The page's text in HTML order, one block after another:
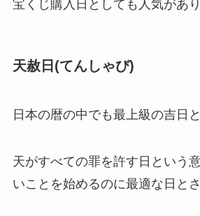
宝くじ購入日としても人気があり
天赦日(てんしゃび)
日本の暦の中でも最上級の吉日
天がすべての罪を許す日という
いことを始めるのに最適な日と